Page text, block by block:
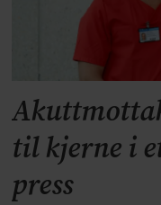
til kjerne i
press